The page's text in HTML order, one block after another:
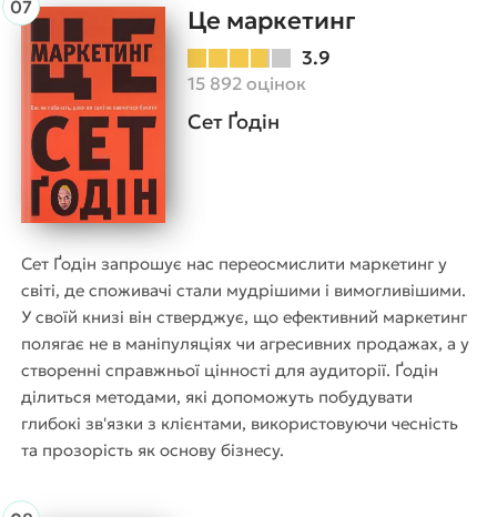
Це маркетинг
3.9
15 892 оцінок
Сет Ґодін
Сет Ґодін запрошує нас переосмислити маркетинг у
світі, де споживачі стали мудрішими і вимогливішими.
У своїй книзі він стверджує, що ефективний маркетинг
полягає не в маніпуляціях чи агресивних продажах, а у
створенні справжньої цінності для аудиторії. Ґодін
ділиться методами, які допоможуть побудувати
глибокі зв'язки з клієнтами, використовуючи чесність
та прозорість як основу бізнесу.